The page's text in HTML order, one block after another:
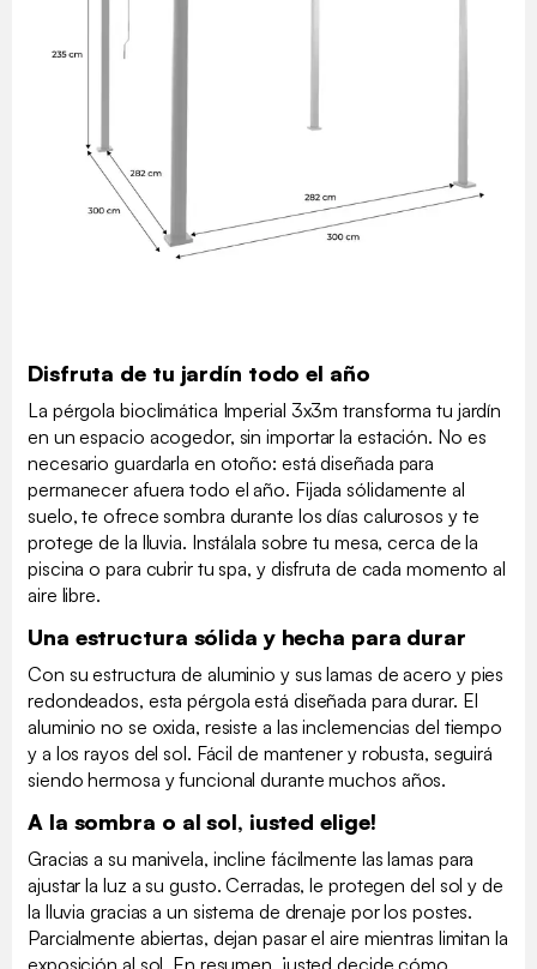
Disfruta de tu jardín todo el año
La pérgola bioclimática Imperial 3x3m transforma tu jardín
en un espacio acogedor, sin importar la estación. No es
necesario guardarla en otoño: está diseñada para
permanecer afuera todo el año. Fijada sólidamente al
suelo, te ofrece sombra durante los días calurosos y te
protege de la lluvia. Instálala sobre tu mesa, cerca de la
piscina o para cubrir tu spa, y disfruta de cada momento al
aire libre.
Una estructura sólida y hecha para durar
Con su estructura de aluminio y sus lamas de acero y pies
redondeados, esta pérgola está diseñada para durar. El
aluminio no se oxida, resiste a las inclemencias del tiempo
y a los rayos del sol. Fácil de mantener y robusta, seguirá
siendo hermosa y funcional durante muchos años.
A la sombra o al sol, ¡usted elige!
Gracias a su manivela, incline fácilmente las lamas para
ajustar la luz a su gusto. Cerradas, le protegen del sol y de
la lluvia gracias a un sistema de drenaje por los postes.
Parcialmente abiertas, dejan pasar el aire mientras limitan la
exposición al sol. En resumen, ¡usted decide cómo